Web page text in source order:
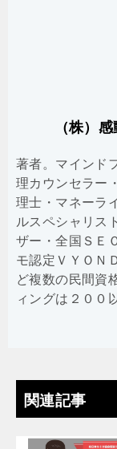
（株）
著者。マインド
理カウンセラー
理士・マネーラ
ルスペシャリス
ザー・全国ＳＥ
モ認定ＶＹＯＮ
ど複数の民間資
ィングは２００
関連記事